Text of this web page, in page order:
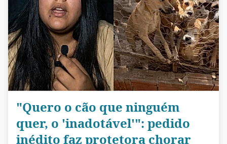
"Quero o cão que ninguém
quer, o 'inadotável'": pedido
inédito faz protetora chorar